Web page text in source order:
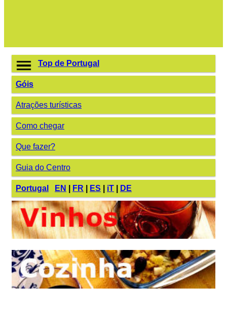
Top de Portugal
Góis
Atrações turísticas
Como chegar
Que fazer?
Guia do Centro
Portugal EN FR ES iT DE